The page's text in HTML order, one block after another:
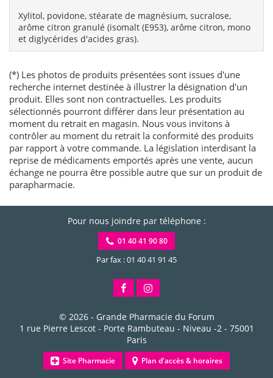
Xylitol, povidone, stéarate de magnésium, sucralose,
arôme citron granulé (isomalt (E953), arôme citron, mono
et diglycérides d'acides gras).
(*) Les photos de produits présentées sont issues d'une
recherche internet destinée à illustrer la désignation d'un
produit. Elles sont non contractuelles. Les produits
sélectionnés pourront différer dans leur présentation au
moment du retrait en magasin. Nous vous invitons à
contrôler au moment du retrait la conformité des produits
par rapport à votre commande. La législation interdisant la
reprise de médicaments emportés après une vente, aucun
échange ne pourra être possible autre que sur un produit de
parapharmacie.
Pour nous joindre par téléphone :
01 40 41 90 80
Par fax : 01 40 41 91 45
© 2026 - Grande Pharmacie du Forum
1 rue Pierre Lescot - Porte Rambuteau - Niveau -2- 75001
Paris
Site Pharmacie Plan d'accès & horaires